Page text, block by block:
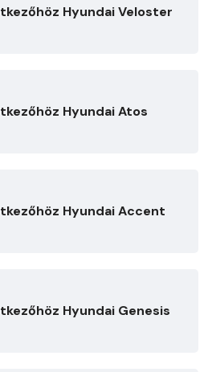
Hyundai Veloster
Hyundai Atos
Hyundai Accent
Hyundai Genesis